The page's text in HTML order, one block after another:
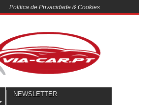
Politica de Privacidade & Cookies
NEWSLETTER